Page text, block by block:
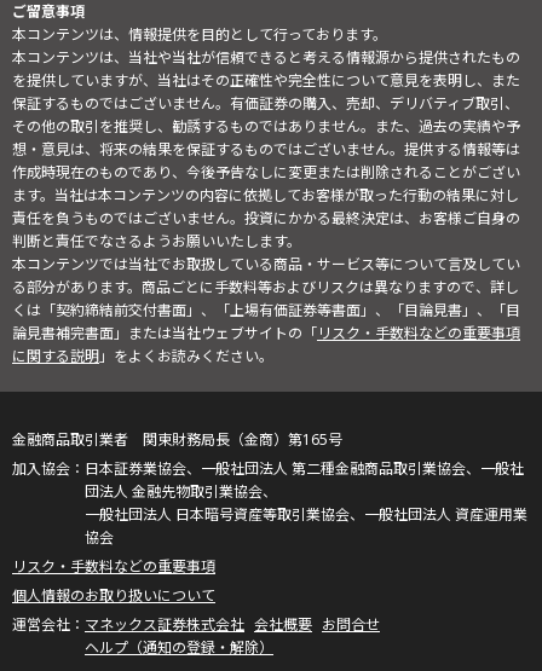
ご留意事項
本コンテンツは、情報提供を目的として行っております。
本コンテンツは、当社や当社が信頼できると考える情報源から提供されたもの
を提供していますが、当社はその正確性や完全性について意見を表明し、また
保証するものではございません。有価証券の購入、売却、デリバティブ取引、
その他の取引を推奨し、勧誘するものではありません。また、過去の実績や予
想・意見は、将来の結果を保証するものではございません。提供する情報等は
作成時現在のものであり、今後予告なしに変更または削除されることがござい
ます。当社は本コンテンツの内容に依拠してお客様が取った行動の結果に対し
責任を負うものではございません。投資にかかる最終決定は、お客様ご自身の
判断と責任でなさるようお願いいたします。
本コンテンツでは当社でお取扱している商品・サービス等について言及してい
る部分があります。商品ごとに手数料等およびリスクは異なりますので、詳し
くは「契約締結前交付書面」、「上場有価証券等書面」、「目論見書」、「目
論見書補完書面」または当社ウェブサイトの「リスク・手数料などの重要事項
に関する説明」をよくお読みください。
金融商品取引業者 関東財務局長（金商）第165号
日本証券業協会、一般社団法人 第二種金融商品取引業協会、一般社
団法人 金融先物取引業協会、
一般社団法人 日本暗号資産等取引業協会、一般社団法人 資産運用業
協会
リスク・手数料などの重要事項
個人情報のお取り扱いについて
マネックス証券株式会社 会社概要 お問合せ
ヘルプ（通知の登録・解除）